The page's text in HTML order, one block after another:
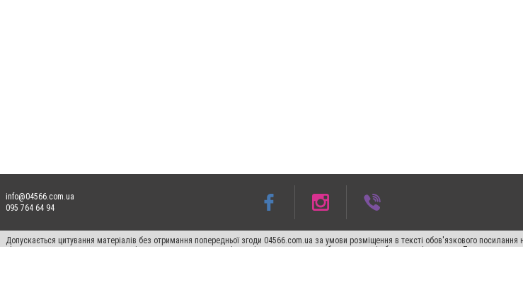
info@04566.com.ua
095 764 64 94
Допускається цитування матеріалів без отримання попередньої згоди 04566.com.ua за умови розміщення в тексті обов'язкового
відкритого для пошукових систем гіперпосилання на цитовані статті не нижче другого абзацу в тексті або в якості джерела. Порушення